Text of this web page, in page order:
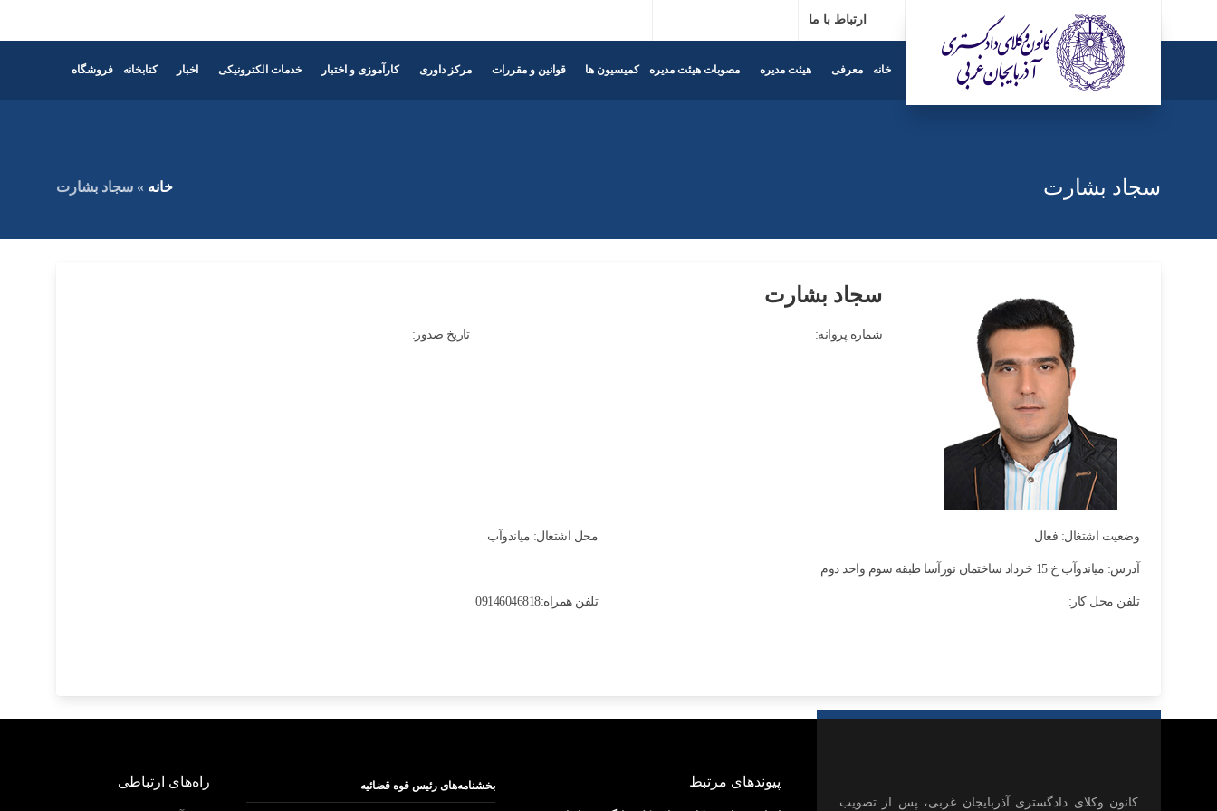
ارتباط با ما
خانه معرفی هیئت مدیره مصوبات هیئت مدیره کمیسیون ها قوانین و مقررات مرکز داوری کارآموزی و اختبار خدمات الکترونیکی اخبار کتابخانه فروشگاه
سجاد بشارت خانه » سجاد بشارت
سجاد بشارت
شماره پروانه: تاریخ صدور:
وضعیت اشتغال: فعال محل اشتغال: میاندوآب
آدرس: میاندوآب خ 15 خرداد ساختمان نورآسا طبقه سوم واحد دوم
تلفن محل کار: تلفن همراه:09146046818
كانون وكلای دادگستری آذربايجان غربی، پس از تصويب
پیوندهای مرتبط بخشنامه‌های رئیس قوه قضائیه راه‌های ارتباطی